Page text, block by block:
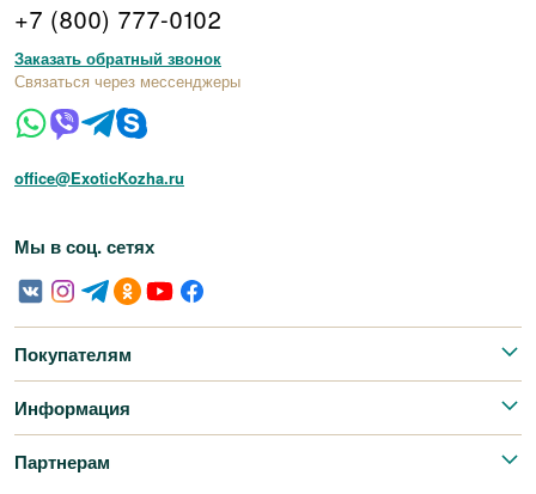
+7 (800) 777-0102
Заказать обратный звонок
Связаться через мессенджеры
office@ExoticKozha.ru
Мы в соц. сетях
Покупателям
Информация
Партнерам